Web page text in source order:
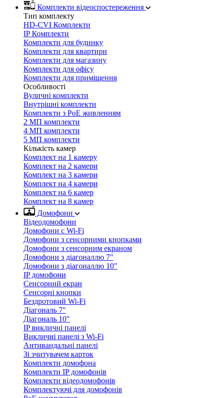
Комплекти відеоспостереження
Тип комплекту
HD-CVI Комплекти
IP Комплекти
Комплекти для будинку
Комплекти для квартири
Комплекти для магазину
Комплекти для офісу
Комплекти для приміщення
Особливості
Вуличні комплекти
Внутрішні комплекти
Комплекти з PoE живленням
2 МП комплекти
4 МП комплекти
5 МП комплекти
Кількість камер
Комплект на 1 камеру
Комплект на 2 камери
Комплект на 3 камери
Комплект на 4 камери
Комплект на 6 камер
Комплект на 8 камер
Домофони
Відеодомофони
Домофони с Wi-Fi
Домофони з сенсорними кнопками
Домофони з сенсорним екраном
Домофони з діагоналлю 7"
Домофони з діагоналлю 10"
IP домофони
Сенсорний екран
Сенсорні кнопки
Бездротовий Wi-Fi
Діагональ 7"
Діагональ 10"
IP викличні панелі
Викличні панелі з Wi-Fi
Антивандальні панелі
Зі зчитувачем карток
Комплекти домофона
Комплекти IP домофонів
Комплекти відеодомофонів
Комплектуючі для домофонів